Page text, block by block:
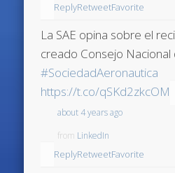
ReplyRetweetFavorite
La SAE opina sobre el
creado Consejo
#SociedadAeronautica
https://t.co/qSKd2zkcOM
about 4 years ago
from LinkedIn
ReplyRetweetFavorite